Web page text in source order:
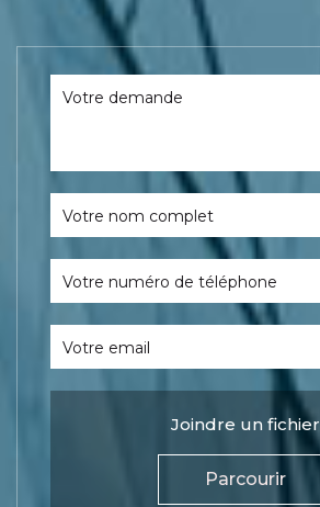
Votre demande
Votre nom complet
Votre numéro de téléphone
Votre email
Joindre un fichier
Parcourir